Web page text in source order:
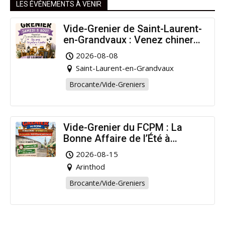
LES ÉVÉNEMENTS À VENIR
Vide-Grenier de Saint-Laurent-
en-Grandvaux : Venez chiner
pour la bonne cause !
2026-08-08
Saint-Laurent-en-Grandvaux
Brocante/Vide-Greniers
Vide-Grenier du FCPM : La
Bonne Affaire de l’Été à
Arinthod !
2026-08-15
Arinthod
Brocante/Vide-Greniers